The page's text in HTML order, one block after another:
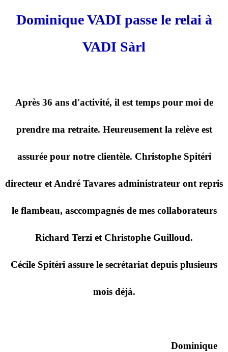
Dominique VADI passe le relai à
VADI Sàrl
Après 36 ans d'activité, il est temps pour moi de
prendre ma retraite. Heureusement la relève est
assurée pour notre clientèle. Christophe Spitéri
directeur et André Tavares administrateur ont repris
le flambeau, asccompagnés de mes collaborateurs
Richard Terzi et Christophe Guilloud.
Cécile Spitéri assure le secrétariat depuis plusieurs
mois déjà.
Dominique